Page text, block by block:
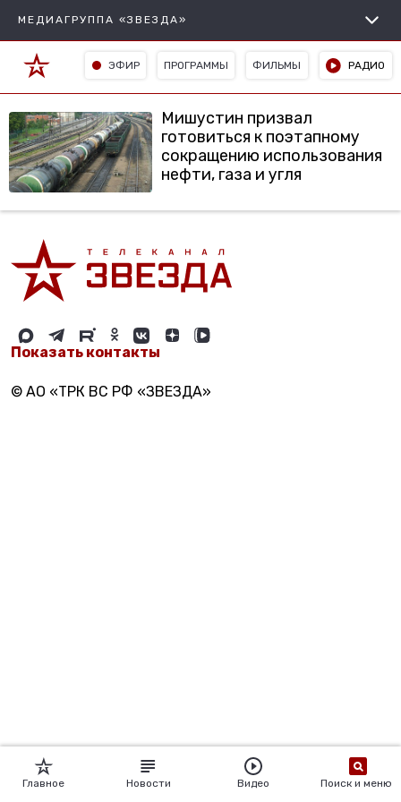
МЕДИАГРУППА «ЗВЕЗДА»
ЭФИР ПРОГРАММЫ ФИЛЬМЫ РАДИО
Мишустин призвал
готовиться к поэтапному
сокращению использования
нефти, газа и угля
Показать контакты
© АО «ТРК ВС РФ «ЗВЕЗДА»
Главное Новости Видео Поиск и меню